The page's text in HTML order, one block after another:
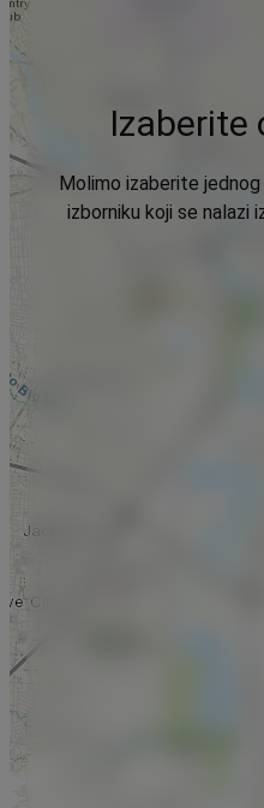
Izaberite
Molimo izaberite
izborniku koji se nalazi